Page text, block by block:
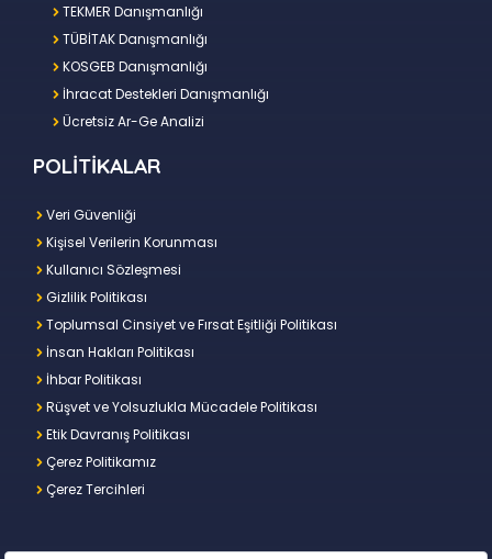
TEKMER Danışmanlığı
TÜBİTAK Danışmanlığı
KOSGEB Danışmanlığı
İhracat Destekleri Danışmanlığı
Ücretsiz Ar-Ge Analizi
POLİTİKALAR
Veri Güvenliği
Kişisel Verilerin Korunması
Kullanıcı Sözleşmesi
Gizlilik Politikası
Toplumsal Cinsiyet ve Fırsat Eşitliği Politikası
İnsan Hakları Politikası
İhbar Politikası
Rüşvet ve Yolsuzlukla Mücadele Politikası
Etik Davranış Politikası
Çerez Politikamız
Çerez Tercihleri